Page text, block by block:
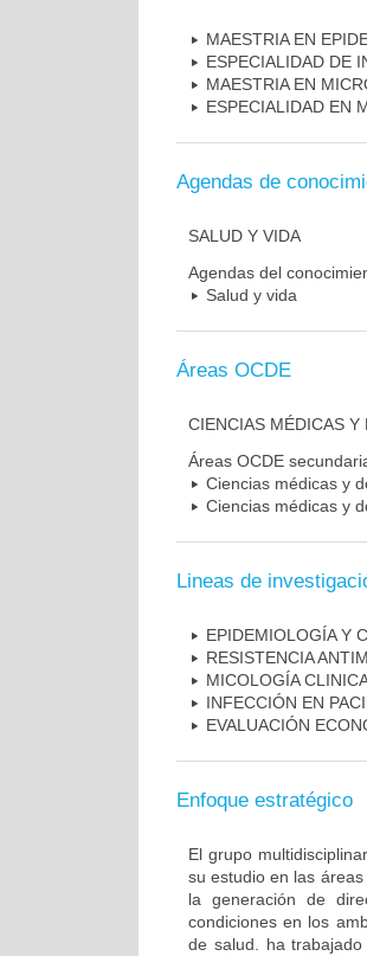
MAESTRIA EN
ESPECIALIDAD DE
MAESTRIA EN
ESPECIALIDAD EN
Agendas de
SALUD Y VIDA
Agendas del
Salud y vida
Áreas OCDE
CIENCIAS MÉDICAS Y
Áreas OCDE
Ciencias médicas y
Ciencias médicas y
Lineas de
EPIDEMIOLOGÍA Y
RESISTENCIA
MICOLOGÍA
INFECCIÓN EN
EVALUACIÓN
Enfoque estratégico
El grupo
su estudio en las
la generación de
condiciones en los
de salud. ha